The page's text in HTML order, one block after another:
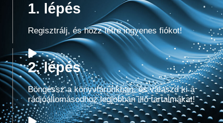
1. lépés
Regisztrálj, és hozz létre ingyenes fiókot!
2. lépés
Böngéssz a könyvtárunkban, és válaszd ki a
rádióállomásodhoz legjobban illő tartalmakat!